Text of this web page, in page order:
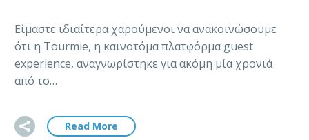
Είμαστε ιδιαίτερα χαρούμενοι να ανακοινώσουμε
ότι η Tourmie, η καινοτόμα πλατφόρμα guest
experience, αναγνωρίστηκε για ακόμη μία χρονιά
από το…
Read More